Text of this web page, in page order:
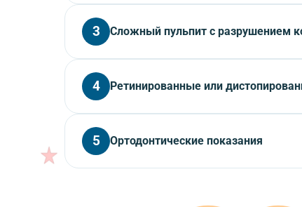
Воспаление у корня молочного зуба может
3 Сложный пульпит с разрушением
Когда от зуба остались только корни,
4 Ретинированные или
Постоянный зуб уже прорезался вторым
5 Ортодонтические показания